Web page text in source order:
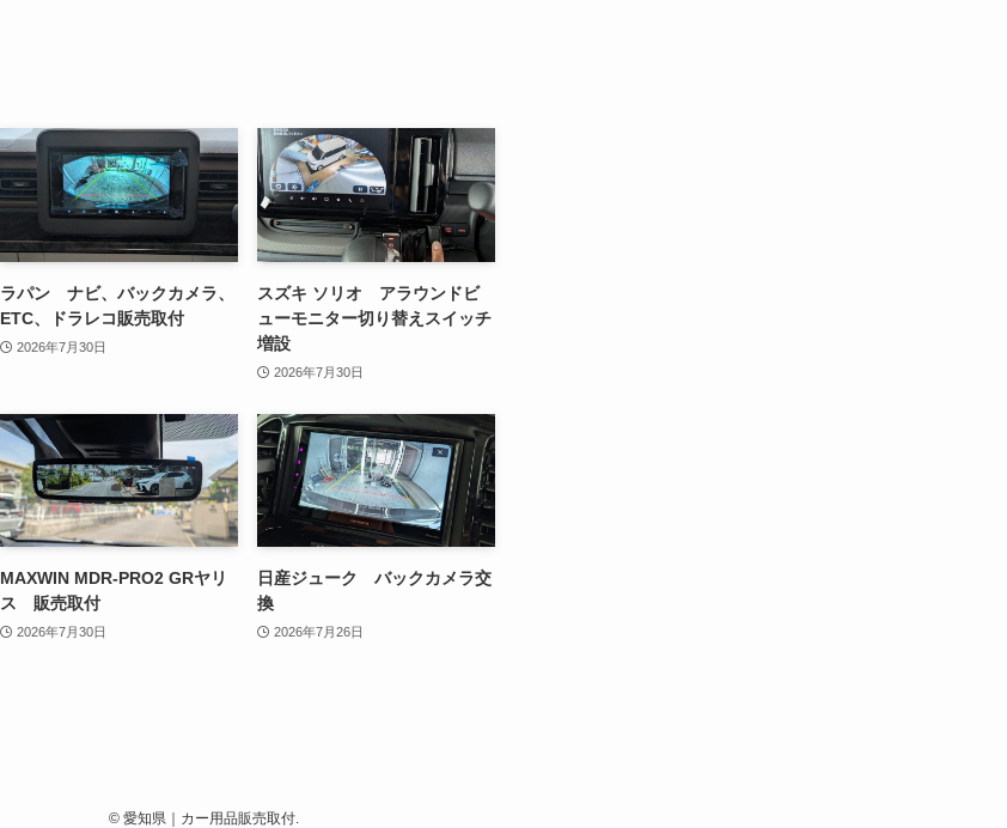
ラパン ナビ、バックカメラ、
ETC、ドラレコ販売取付
2026年7月30日
スズキ ソリオ アラウンドビ
ューモニター切り替えスイッチ
増設
2026年7月30日
MAXWIN MDR-PRO2 GRヤリ
ス 販売取付
2026年7月30日
日産ジューク バックカメラ交
換
2026年7月26日
©愛知県｜カー用品販売取付.